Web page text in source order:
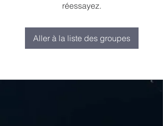
réessayez.
Aller à la liste des groupes